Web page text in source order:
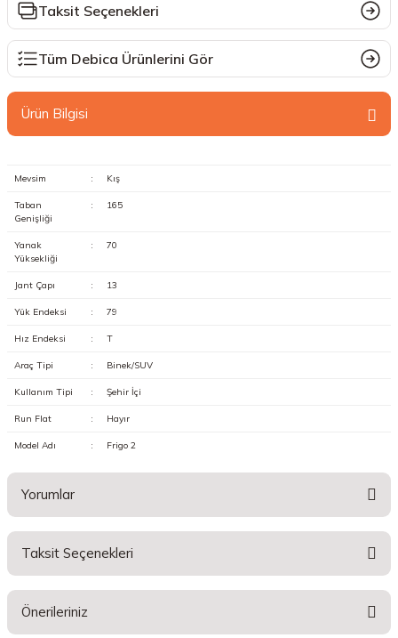
Taksit Seçenekleri
Tüm Debica Ürünlerini Gör
Ürün Bilgisi
Mevsim : Kış
Taban
Genişliği
: 165
Yanak
Yüksekliği
: 70
Jant Çapı : 13
Yük Endeksi : 79
Hız Endeksi : T
Araç Tipi : Binek/SUV
Kullanım Tipi : Şehir İçi
Run Flat : Hayır
Model Adı : Frigo 2
Yorumlar
Taksit Seçenekleri
Önerileriniz